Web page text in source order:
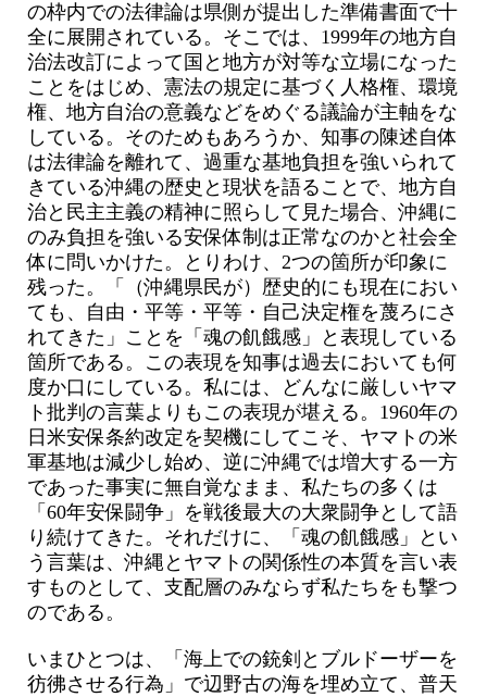
の枠内での法律論は県側が提出した準備書面で十
全に展開されている。そこでは、1999年の地方自
治法改訂によって国と地方が対等な立場になった
ことをはじめ、憲法の規定に基づく人格権、環境
権、地方自治の意義などをめぐる議論が主軸をな
している。そのためもあろうか、知事の陳述自体
は法律論を離れて、過重な基地負担を強いられて
きている沖縄の歴史と現状を語ることで、地方自
治と民主主義の精神に照らして見た場合、沖縄に
のみ負担を強いる安保体制は正常なのかと社会全
体に問いかけた。とりわけ、2つの箇所が印象に
残った。「（沖縄県民が）歴史的にも現在におい
ても、自由・平等・平等・自己決定権を蔑ろにさ
れてきた」ことを「魂の飢餓感」と表現している
箇所である。この表現を知事は過去においても何
度か口にしている。私には、どんなに厳しいヤマ
ト批判の言葉よりもこの表現が堪える。1960年の
日米安保条約改定を契機にしてこそ、ヤマトの米
軍基地は減少し始め、逆に沖縄では増大する一方
であった事実に無自覚なまま、私たちの多くは
「60年安保闘争」を戦後最大の大衆闘争として語
り続けてきた。それだけに、「魂の飢餓感」とい
う言葉は、沖縄とヤマトの関係性の本質を言い表
すものとして、支配層のみならず私たちをも撃つ
のである。
いまひとつは、「海上での銃剣とブルドーザーを
彷彿させる行為」で辺野古の海を埋め立て、普天